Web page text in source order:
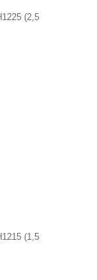
(2,5
(1,5